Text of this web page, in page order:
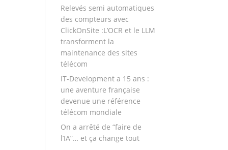
Relevés semi automatiques
des compteurs avec
ClickOnSite :L’OCR et le LLM
transforment la
maintenance des sites
télécom
IT-Development a 15 ans :
une aventure française
devenue une référence
télécom mondiale
On a arrêté de “faire de
l’IA”… et ça change tout